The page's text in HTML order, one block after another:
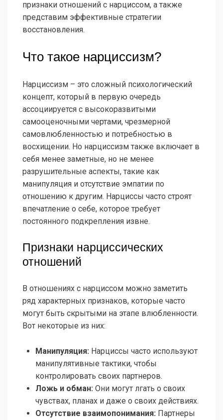
признаки отношений с нарциссом, а также
представим эффективные стратегии
восстановления.
Что такое нарциссизм?
Нарциссизм – это сложный психологический
концепт, который в первую очередь
ассоциируется с высокоразвитыми
самооценочными чертами, чрезмерной
самовлюбленностью и потребностью в
восхищении. Но нарциссизм также включает в
себя менее заметные, но не менее
разрушительные аспекты, такие как
манипуляция и отсутствие эмпатии по
отношению к другим. Нарциссы часто строят
впечатление о себе, которое требует
постоянного подкрепления извне.
Признаки нарциссических
отношений
В отношениях с нарциссом можно заметить
ряд характерных признаков, которые часто
могут быть скрытыми на этапе влюбленности.
Вот некоторые из них:
Манипуляция: Нарциссы часто используют
манипулятивные тактики, чтобы
контролировать своих партнеров.
Ложь и обман: Они могут лгать о своих
чувствах, планах и даже о своих действиях.
Отсутствие взаимопонимания: Партнеры